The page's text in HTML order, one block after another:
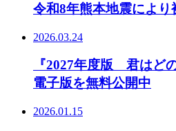
令和8年熊本地震によ
2026.03.24
『2027年度版 君はど
電子版を無料公開中
2026.01.15